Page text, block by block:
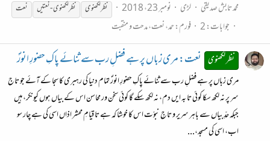
محمد تابش صدیقی
لڑی نومبر 23، 2018 نظرلکھنوی نظرلکھنوی- نعتیں نعت
جوابات: 2 فورم:حمد، نعت، مدحت و منقبت
نظر لکھنوی نعت: مری زباں پر ہے فضلِ رب سے ثنائے پاکِ حضورِ انورؐ
مری زباں پر ہے فضلِ رب سے ثنائے پاکِ حضورِ انورؐ تمام دنیا کی رہبری کا سجا کے آئے جو تاج
سر پر نہ لکھ سکا کوئی تا بہ ایں دم، نہ لکھ سکے گا کوئی سخن ور محاسن اس کے بیاں ہوں کیونکر، ہیں
جبکہ حدِّ بیاں سے باہر سریر و تاجِ نبوّت اس کا خوشا کہ ہے تا قیامِ محشر اذاں اسی کی ہے چار سو
اب، اسی کی مسجد،...